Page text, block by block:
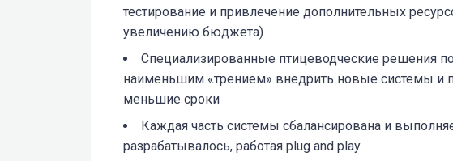
тестирование и привлечение дополнительных
увеличению бюджета)
Специализированные птицеводческие решения
наименьшим «трением» внедрить новые системы и
меньшие сроки
Каждая часть системы сбалансирована и
разрабатывалось, работая plug and play.